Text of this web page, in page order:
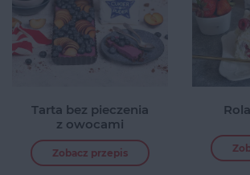
Tarta bez pieczenia
z owocami
Zobacz przepis